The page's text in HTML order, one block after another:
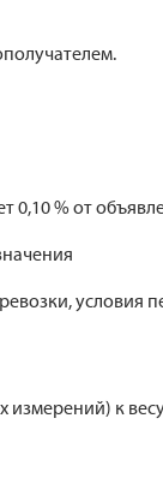
0,10 % от
условия
к